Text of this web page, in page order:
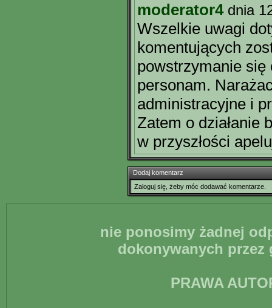
moderator4 dnia
Wszelkie uwagi
komentujących
powstrzymanie się
personam.
administracyjne i
Zatem o działanie
w przyszłości
Dodaj komentarz
Zaloguj się, żeby móc dodawać komentarze.
nie ponosimy żadnej
dokonywanych
PRAWA